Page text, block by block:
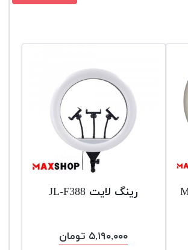
رینگ لایت JL-F388
۵,۱۹۰,۰۰۰ تومان